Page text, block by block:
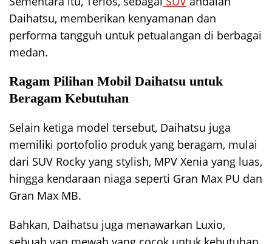
Daihatsu, memberikan kenyamanan dan
performa tangguh untuk petualangan di berbagai
medan.
Ragam Pilihan Mobil Daihatsu untuk
Beragam Kebutuhan
Selain ketiga model tersebut, Daihatsu juga
memiliki portofolio produk yang beragam, mulai
dari SUV Rocky yang stylish, MPV Xenia yang luas,
hingga kendaraan niaga seperti Gran Max PU dan
Gran Max MB.
Bahkan, Daihatsu juga menawarkan Luxio,